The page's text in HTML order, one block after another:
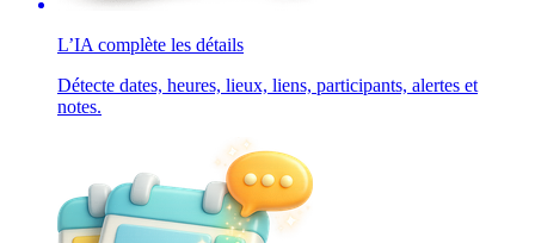
L’IA complète les détails
Détecte dates, heures, lieux, liens, participants, alertes et
notes.